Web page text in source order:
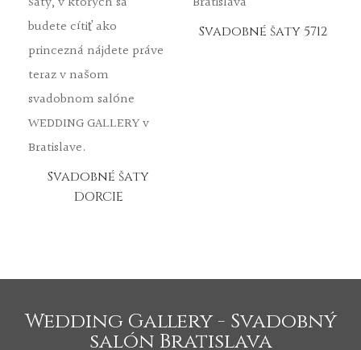
Svadobné šaty
DORCIE
Svadobné šaty 5712
Wedding Gallery - Svadobný
salón Bratislava